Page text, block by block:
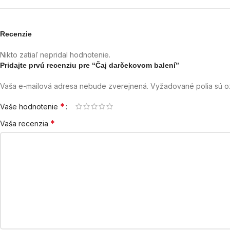
Recenzie
Nikto zatiaľ nepridal hodnotenie.
Pridajte prvú recenziu pre “Čaj darčekovom balení”
Vaša e-mailová adresa nebude zverejnená. Vyžadované polia sú
Vaše hodnotenie *
Vaša recenzia *